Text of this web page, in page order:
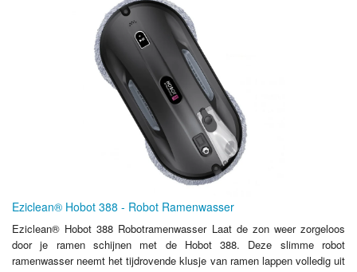
Eziclean® Hobot 388 - Robot Ramenwasser
Eziclean® Hobot 388 Robotramenwasser Laat de zon weer zorgeloos
door je ramen schijnen met de Hobot 388. Deze slimme robot
ramenwasser neemt het tijdrovende klusje van ramen lappen volledig uit